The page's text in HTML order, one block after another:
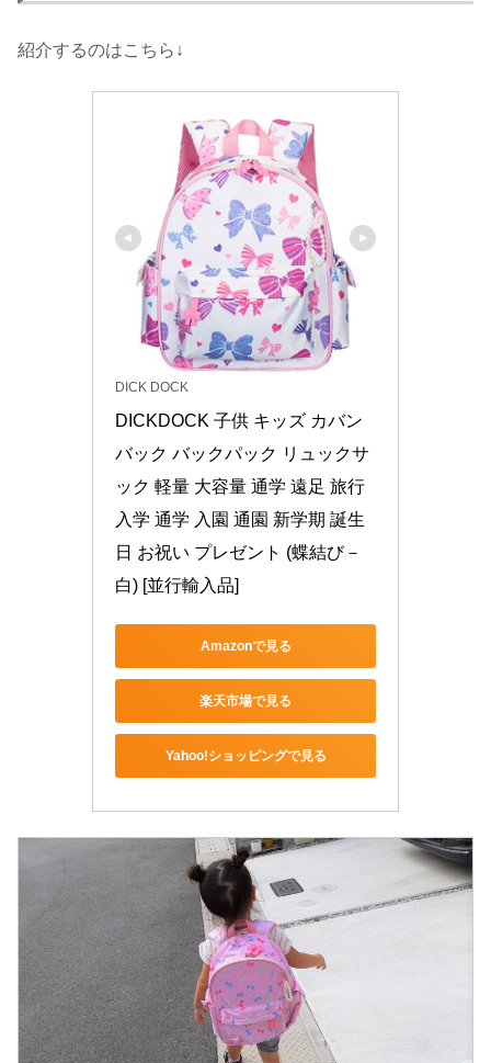
紹介するのはこちら↓
DICK DOCK
DICKDOCK 子供 キッズ カバン
バック バックパック リュックサ
ック 軽量 大容量 通学 遠足 旅行
入学 通学 入園 通園 新学期 誕生
日 お祝い プレゼント (蝶結び－
白) [並行輸入品]
Amazonで見る
楽天市場で見る
Yahoo!ショッピングで見る